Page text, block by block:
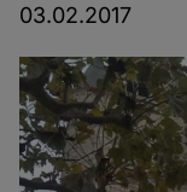
03.02.2017